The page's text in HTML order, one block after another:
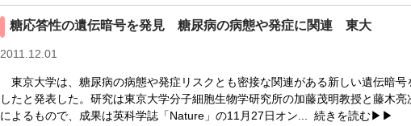
糖応答性の遺伝暗号を発見 糖尿病の病態や発症に関連 東大
2011.12.01
東京大学は、糖尿病の病態や発症リスクとも密接な関連がある新しい遺伝暗号
したと発表した。研究は東京大学分子細胞生物学研究所の加藤茂明教授と藤木亮
によるもので、成果は英科学誌「Nature」の11月27日オン... 続きを読む▶▶